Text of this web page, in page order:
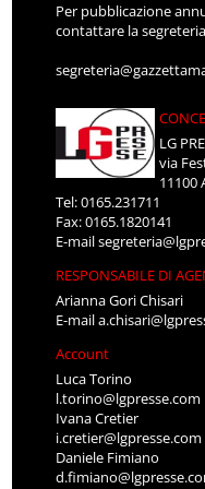
Per pubblicazione
contattare la
LG
via
11100
Tel: 0165.231711
Fax: 0165.1820141
E-mail
RESPONSABILE DI
Arianna Gori Chisari
E-mail
Account
Luca Torino
l.torino@lgpresse.com
Ivana Cretier
i.cretier@lgpresse.com
Daniele Fimiano